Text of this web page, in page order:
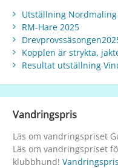
Utställning Nordmaling
RM-Hare 2025
Kopplen är strykta,
Resultat utställning
Vandringspris
Läs om vandringspriset
Läs om vandringspriset
klubbhund!